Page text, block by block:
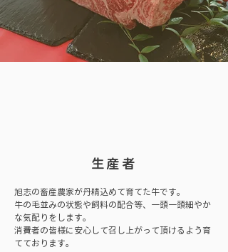
生産者
旭志の畜産農家が丹精込めて育てた牛です。
牛の毛並みの状態や飼料の配合等、一頭一頭細やか
な気配りをします。
消費者の皆様に安心して召し上がって頂けるよう育
てております。